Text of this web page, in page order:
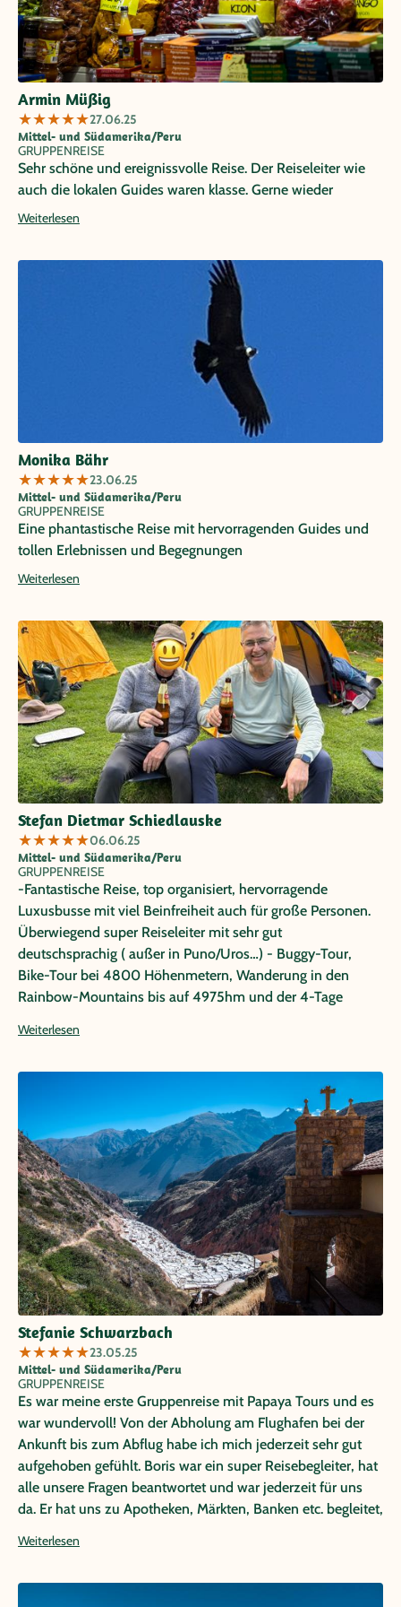
Armin Müßig
★★★★★27.06.25
Mittel- und Südamerika/Peru
GRUPPENREISE
Sehr schöne und ereignissvolle Reise. Der Reiseleiter wie
auch die lokalen Guides waren klasse. Gerne wieder
Weiterlesen
Monika Bähr
★★★★★23.06.25
Mittel- und Südamerika/Peru
GRUPPENREISE
Eine phantastische Reise mit hervorragenden Guides und
tollen Erlebnissen und Begegnungen
Weiterlesen
Stefan Dietmar Schiedlauske
★★★★★06.06.25
Mittel- und Südamerika/Peru
GRUPPENREISE
-Fantastische Reise, top organisiert, hervorragende
Luxusbusse mit viel Beinfreiheit auch für große Personen.
Überwiegend super Reiseleiter mit sehr gut
deutschsprachig ( außer in Puno/Uros…) - Buggy-Tour,
Bike-Tour bei 4800 Höhenmetern, Wanderung in den
Rainbow-Mountains bis auf 4975hm und der 4-Tage
Weiterlesen
Stefanie Schwarzbach
★★★★★23.05.25
Mittel- und Südamerika/Peru
GRUPPENREISE
Es war meine erste Gruppenreise mit Papaya Tours und es
war wundervoll! Von der Abholung am Flughafen bei der
Ankunft bis zum Abflug habe ich mich jederzeit sehr gut
aufgehoben gefühlt. Boris war ein super Reisebegleiter, hat
alle unsere Fragen beantwortet und war jederzeit für uns
da. Er hat uns zu Apotheken, Märkten, Banken etc. begleitet,
Übersetzen geholfen und war jederzeit, auch nach seinem
Weiterlesen